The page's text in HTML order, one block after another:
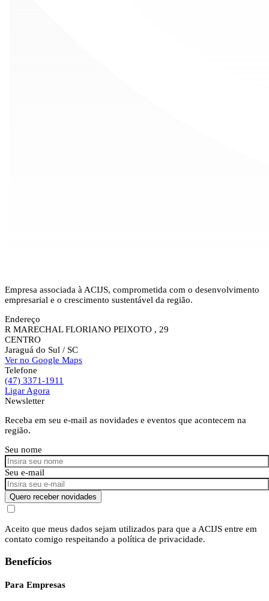
Empresa associada à ACIJS, comprometida com o desenvolvimento
empresarial e o crescimento sustentável da região.
Endereço
R MARECHAL FLORIANO PEIXOTO , 29
CENTRO
Jaraguá do Sul / SC
Ver no Google Maps
Telefone
(47) 3371-1911
Ligar Agora
Newsletter
Receba em seu e-mail as novidades e eventos que acontecem na
região.
Seu nome
Seu e-mail
Quero receber novidades
Aceito que meus dados sejam utilizados para que a ACIJS entre em
contato comigo respeitando a política de privacidade.
Benefícios
Para Empresas